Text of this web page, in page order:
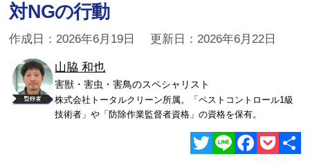
対NGの行動
作成日：2026年6月19日 更新日：2026年6月22日
山脇 和也
害獣・害虫・害鳥のスペシャリスト
株式会社トータルクリーン所属。「ペストコントロール1級
技術者」や「防除作業監督者資格」の資格を保有。